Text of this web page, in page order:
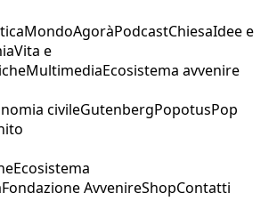
MondoAgoràPodcastChiesaIdee e
Vita e
MultimediaEcosistema avvenire
civileGutenbergPopotusPop
Ecosistema
Fondazione AvvenireShopContatti